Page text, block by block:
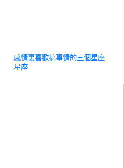
感情裏喜歡搞事情的三個星座
星座